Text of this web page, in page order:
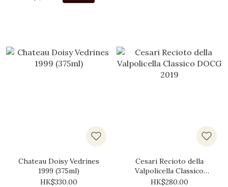
Chateau Doisy Vedrines
1999 (375ml)
HK$330.00
Cesari Recioto della
Valpolicella Classico
DOCG 2019
HK$280.00